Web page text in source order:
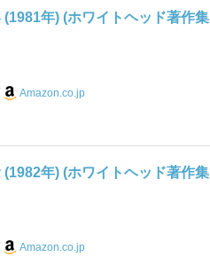
年) (ホワイトヘッド著作集
Amazon.co.jp
(1982年) (ホワイトヘッド著作集
Amazon.co.jp